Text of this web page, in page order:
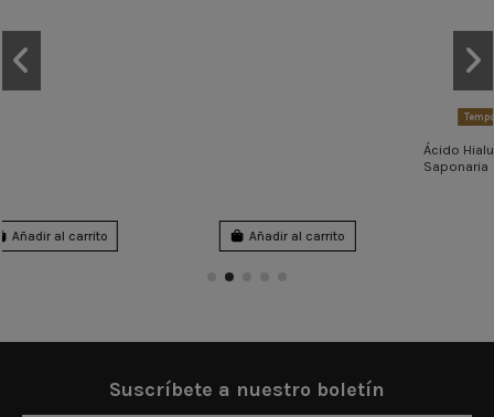
Suscríbete a nuestro boletín